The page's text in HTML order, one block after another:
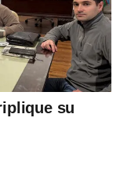
su